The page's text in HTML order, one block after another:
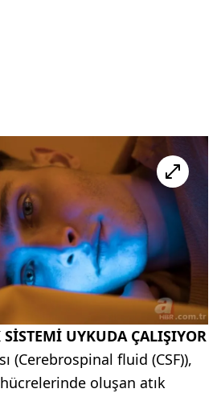
UYKUDA ÇALIŞIYOR
(Cerebrospinal fluid (CSF)),
oluşan atık